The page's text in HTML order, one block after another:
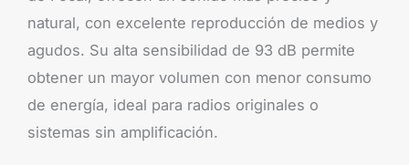
natural, con excelente reproducción de medios y
agudos. Su alta sensibilidad de 93 dB permite
obtener un mayor volumen con menor consumo
de energía, ideal para radios originales o
sistemas sin amplificación.